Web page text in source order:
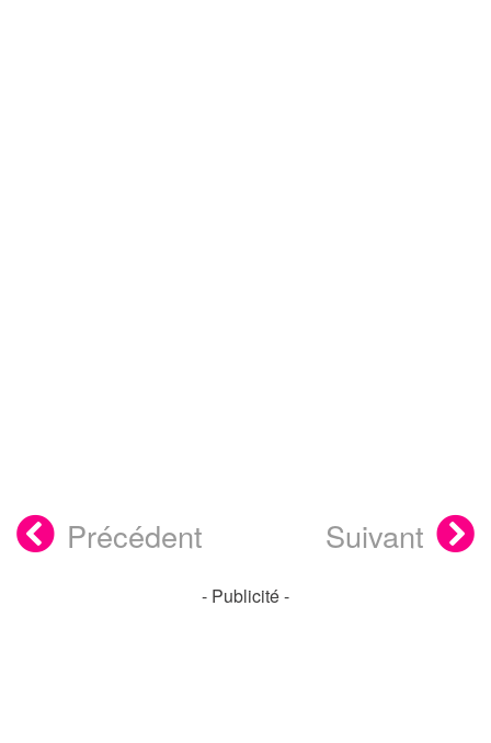
Précédent Suivant
- Publicité -